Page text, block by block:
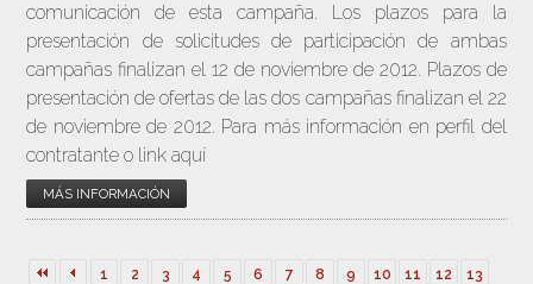
comunicación de esta campaña. Los plazos para la
presentación de solicitudes de participación de ambas
campañas finalizan el 12 de noviembre de 2012. Plazos de
presentación de ofertas de las dos campañas finalizan el 22
de noviembre de 2012. Para más información en perfil del
contratante o link aquí
MÁS INFORMACIÓN
1 2 3 4 5 6 7 8 9 10 11 12
13